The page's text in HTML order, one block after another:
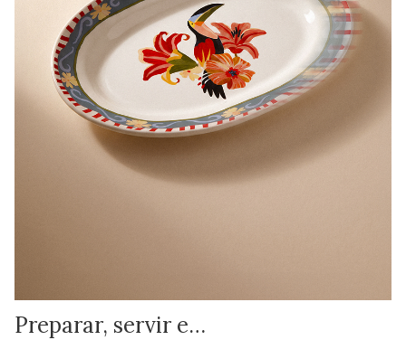
Preparar, servir e…